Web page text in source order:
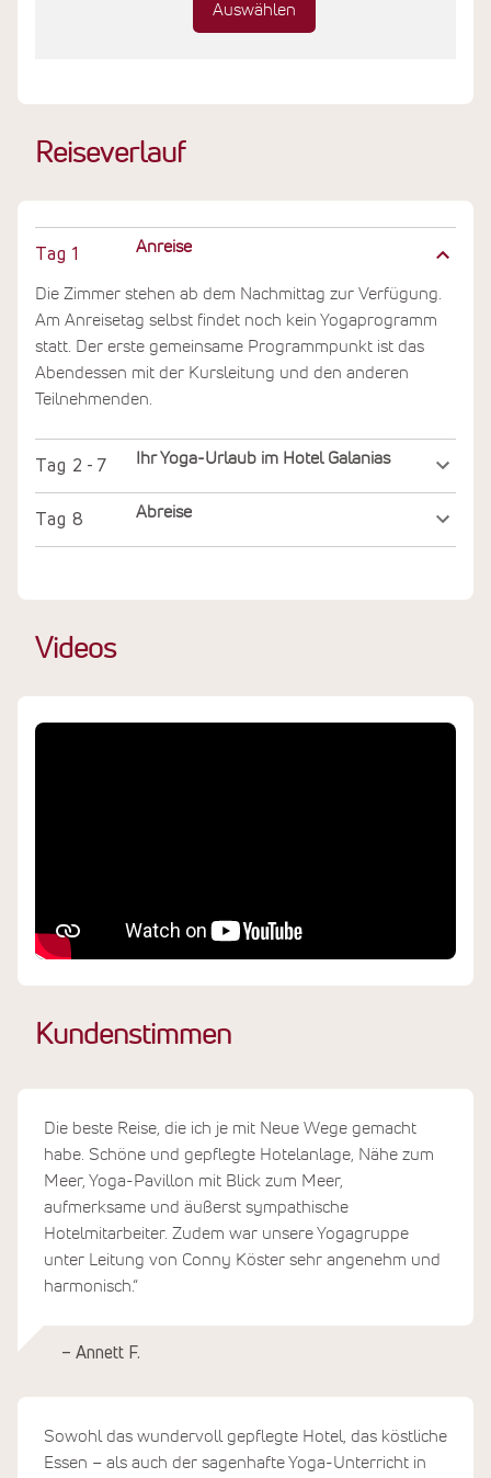
Reiseverlauf
Tag 1 Anreise
Die Zimmer stehen ab dem Nachmittag zur Verfügung.
Am Anreisetag selbst findet noch kein Yogaprogramm
statt. Der erste gemeinsame Programmpunkt ist das
Abendessen mit der Kursleitung und den anderen
Teilnehmenden.
Tag 2 - 7 Ihr Yoga-Urlaub im Hotel Galanias
Tag 8 Abreise
Auswählen
Videos
Kundenstimmen
Die beste Reise, die ich je mit Neue Wege gemacht
habe. Schöne und gepflegte Hotelanlage, Nähe zum
Meer, Yoga-Pavillon mit Blick zum Meer,
aufmerksame und äußerst sympathische
Hotelmitarbeiter. Zudem war unsere Yogagruppe
unter Leitung von Conny Köster sehr angenehm und
harmonisch.“
– Annett F.
Sowohl das wundervoll gepflegte Hotel, das köstliche
Essen – als auch der sagenhafte Yoga-Unterricht in